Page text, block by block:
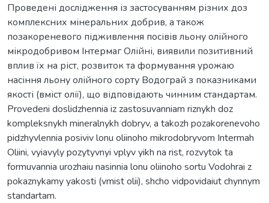
Проведені дослідження із застосуванням різних доз
комплексних мінеральних добрив, а також
позакореневого підживлення посівів льону олійного
мікродобривом Інтермаг Олійні, виявили позитивний
вплив їх на ріст, розвиток та формування урожаю
насіння льону олійного сорту Водограй з показниками
якості (вміст олії), що відповідають чинним стандартам.
Provedeni doslidzhennia iz zastosuvanniam riznykh doz
kompleksnykh mineralnykh dobryv, a takozh pozakorenevoho
pidzhyvlennia posiviv lonu oliinoho mikrodobryvom Intermah
Oliini, vyiavyly pozytyvnyi vplyv yikh na rist, rozvytok ta
formuvannia urozhaiu nasinnia lonu oliinoho sortu Vodohrai z
pokaznykamy yakosti (vmist olii), shcho vidpovidaiut chynnym
standartam.